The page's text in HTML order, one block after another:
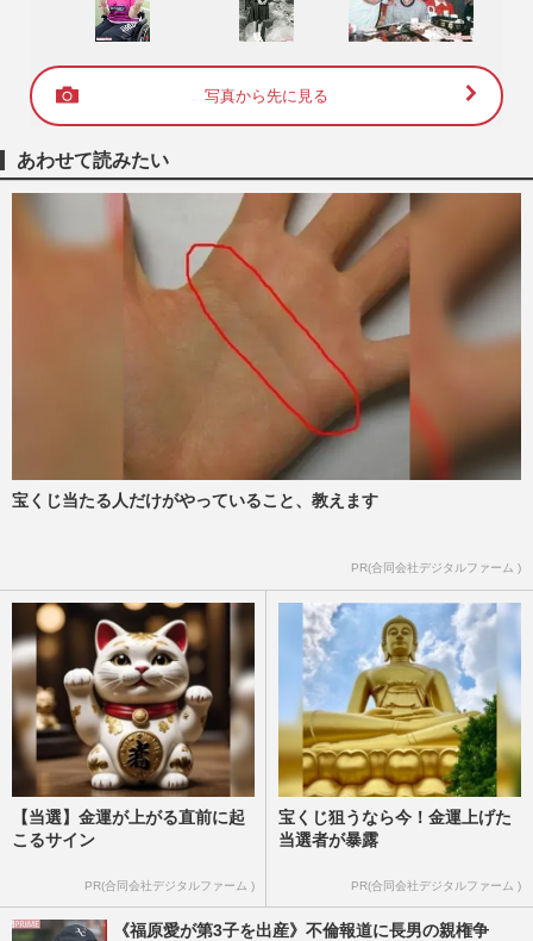
写真から先に見る
あわせて読みたい
宝くじ当たる人だけがやっていること、教えます
PR(合同会社デジタルファーム )
【当選】金運が上がる直前に起
こるサイン
PR(合同会社デジタルファーム )
宝くじ狙うなら今！金運上げた
当選者が暴露
PR(合同会社デジタルファーム )
《福原愛が第3子を出産》不倫報道に長男の親権争